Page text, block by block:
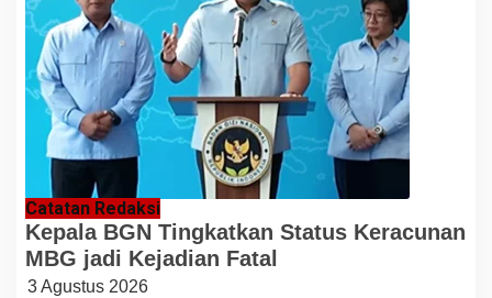
Catatan Redaksi
Kepala BGN Tingkatkan Status Keracunan
MBG jadi Kejadian Fatal
3 Agustus 2026